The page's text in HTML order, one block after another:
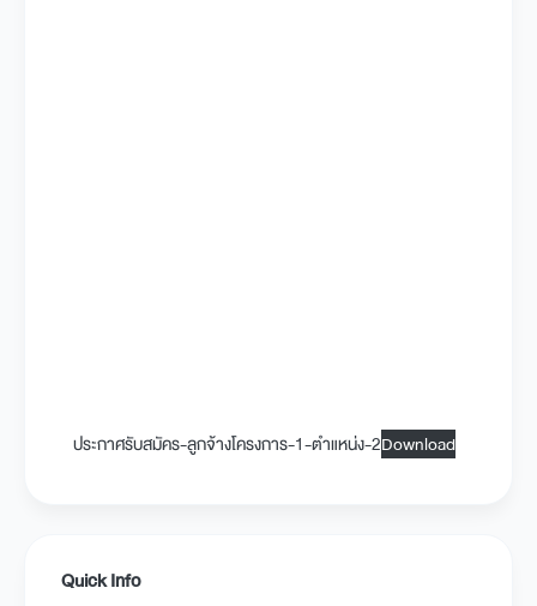
ประกาศรับสมัคร-ลูกจ้างโครงการ-1-ตำแหน่ง-2Download
Quick Info